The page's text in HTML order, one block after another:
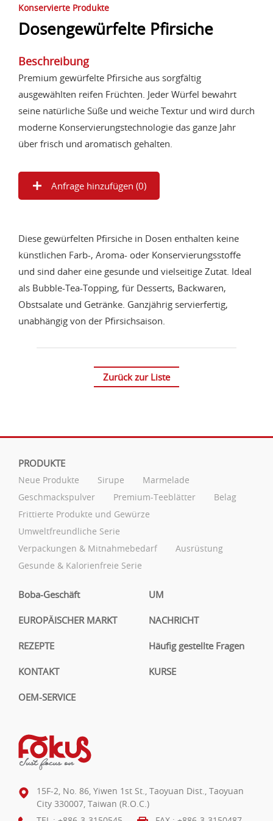
Konservierte Produkte
Dosengewürfelte Pfirsiche
Beschreibung
Premium gewürfelte Pfirsiche aus sorgfältig
ausgewählten reifen Früchten. Jeder Würfel bewahrt
seine natürliche Süße und weiche Textur und wird durch
moderne Konservierungstechnologie das ganze Jahr
über frisch und aromatisch gehalten.
Anfrage hinzufügen (0)
Diese gewürfelten Pfirsiche in Dosen enthalten keine
künstlichen Farb-, Aroma- oder Konservierungsstoffe
und sind daher eine gesunde und vielseitige Zutat. Ideal
als Bubble-Tea-Topping, für Desserts, Backwaren,
Obstsalate und Getränke. Ganzjährig servierfertig,
unabhängig von der Pfirsichsaison.
Zurück zur Liste
PRODUKTE
Neue Produkte Sirupe
Marmelade
Geschmackspulver
Premium-Teeblätter
Belag
Frittierte Produkte und Gewürze
Umweltfreundliche Serie
Verpackungen & Mitnahmebedarf
Ausrüstung
Gesunde & Kalorienfreie Serie
Boba-Geschäft UM
EUROPÄISCHER MARKT NACHRICHT
REZEPTE Häufig gestellte Fragen
KONTAKT KURSE
OEM-SERVICE
15F-2, No. 86, Yiwen 1st St., Taoyuan Dist., Taoyuan
City 330007, Taiwan (R.O.C.)